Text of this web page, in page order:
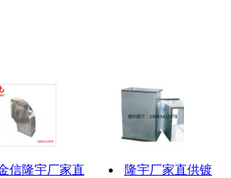
信隆宇厂家直
隆宇厂家直供镀